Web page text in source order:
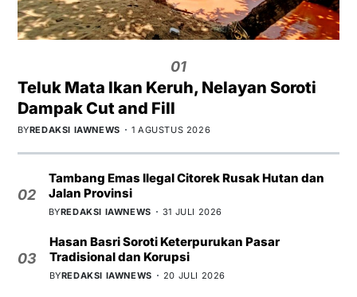
01
Teluk Mata Ikan Keruh, Nelayan Soroti
Dampak Cut and Fill
BYREDAKSI IAWNEWS 1 AGUSTUS 2026
02
Tambang Emas Ilegal Citorek Rusak Hutan dan
Jalan Provinsi
BYREDAKSI IAWNEWS 31 JULI 2026
03
Hasan Basri Soroti Keterpurukan Pasar
Tradisional dan Korupsi
BYREDAKSI IAWNEWS 20 JULI 2026